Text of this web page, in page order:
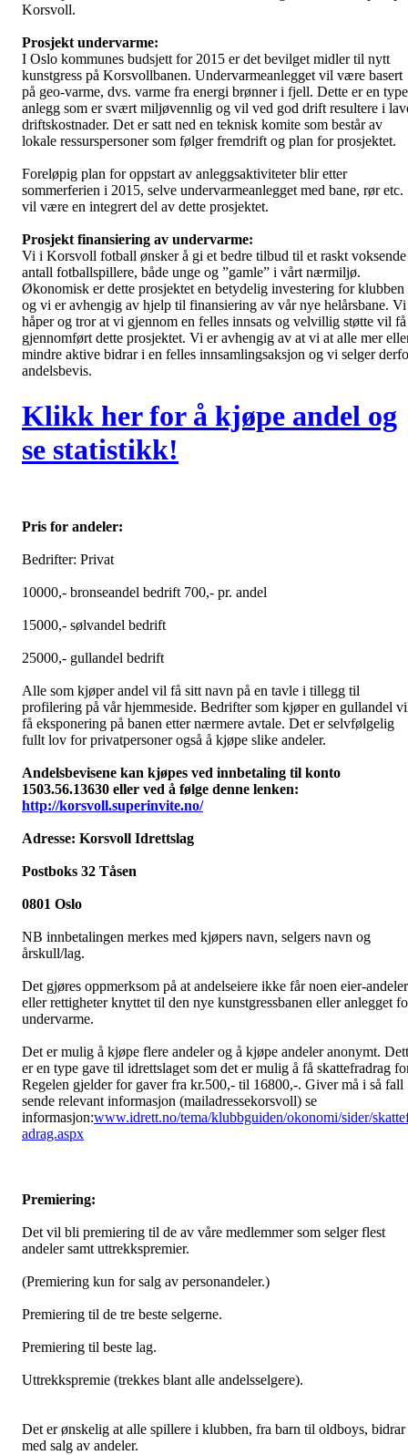
Korsvoll.
Prosjekt undervarme:
I Oslo kommunes budsjett for 2015 er det bevilget midler til nytt
kunstgress på Korsvollbanen. Undervarmeanlegget vil være basert
på geo-varme, dvs. varme fra energi brønner i fjell. Dette er en type
anlegg som er svært miljøvennlig og vil ved god drift resultere i
driftskostnader. Det er satt ned en teknisk komite som består av
lokale ressurspersoner som følger fremdrift og plan for prosjektet.
Foreløpig plan for oppstart av anleggsaktiviteter blir etter
sommerferien i 2015, selve undervarmeanlegget med bane, rør etc.
vil være en integrert del av dette prosjektet.
Prosjekt finansiering av undervarme:
Vi i Korsvoll fotball ønsker å gi et bedre tilbud til et raskt voksende
antall fotballspillere, både unge og ”gamle” i vårt nærmiljø.
Økonomisk er dette prosjektet en betydelig investering for klubben
og vi er avhengig av hjelp til finansiering av vår nye helårsbane. Vi
håper og tror at vi gjennom en felles innsats og velvillig støtte vil få
gjennomført dette prosjektet. Vi er avhengig av at vi at alle mer
mindre aktive bidrar i en felles innsamlingsaksjon og vi selger
andelsbevis.
Klikk her for å kjøpe andel og
se statistikk!
Pris for andeler:
Bedrifter: Privat
10000,- bronseandel bedrift 700,- pr. andel
15000,- sølvandel bedrift
25000,- gullandel bedrift
Alle som kjøper andel vil få sitt navn på en tavle i tillegg til
profilering på vår hjemmeside. Bedrifter som kjøper en gullandel
få eksponering på banen etter nærmere avtale. Det er selvfølgelig
fullt lov for privatpersoner også å kjøpe slike andeler.
Andelsbevisene kan kjøpes ved innbetaling til konto
1503.56.13630 eller ved å følge denne lenken:
http://korsvoll.superinvite.no/
Adresse: Korsvoll Idrettslag
Postboks 32 Tåsen
0801 Oslo
NB innbetalingen merkes med kjøpers navn, selgers navn og
årskull/lag.
Det gjøres oppmerksom på at andelseiere ikke får noen eier-andeler
eller rettigheter knyttet til den nye kunstgressbanen eller anlegget
undervarme.
Det er mulig å kjøpe flere andeler og å kjøpe andeler anonymt.
er en type gave til idrettslaget som det er mulig å få skattefradrag
Regelen gjelder for gaver fra kr.500,- til 16800,-. Giver må i så fall
sende relevant informasjon (mailadressekorsvoll) se
informasjon:www.idrett.no/tema/klubbguiden/okonomi/sider/
adrag.aspx
Premiering:
Det vil bli premiering til de av våre medlemmer som selger flest
andeler samt uttrekkspremier.
(Premiering kun for salg av personandeler.)
Premiering til de tre beste selgerne.
Premiering til beste lag.
Uttrekkspremie (trekkes blant alle andelsselgere).
Det er ønskelig at alle spillere i klubben, fra barn til oldboys, bidrar
med salg av andeler.